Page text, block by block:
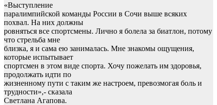
«Выступление
паралимпийской команды России в Сочи выше всяких
похвал. На них должны
ровняться все спортсмены. Лично я болела за биатлон, потому
что стрельба мне
близка, я и сама ею занималась. Мне знакомы ощущения,
которые испытывает
спортсмен в этом виде спорта. Хочу пожелать им здоровья,
продолжать идти по
жизненному пути с таким же настроем, превозмогая боль и
трудности»,- сказала
Светлана Агапова.